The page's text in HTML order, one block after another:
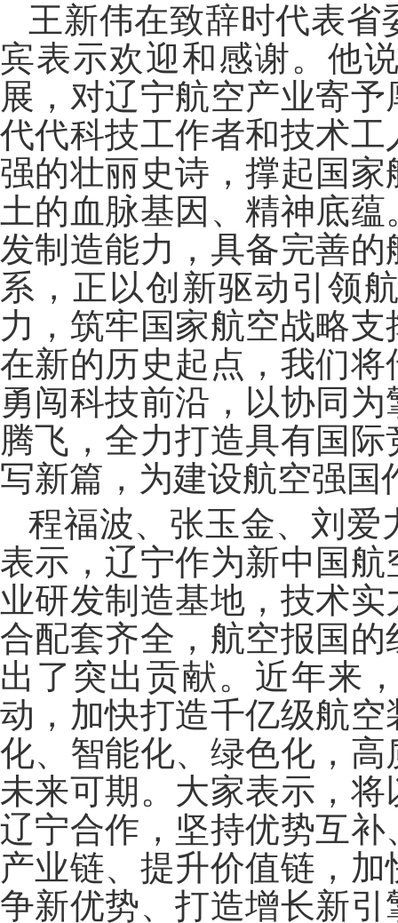
王新伟在致辞时代表
宾表示欢迎和感谢。他
展，对辽宁航空产业寄
代代科技工作者和技术
强的壮丽史诗，撑起国
土的血脉基因、精神底
发制造能力，具备完善
系，正以创新驱动引领
力，筑牢国家航空战略
在新的历史起点，我们
勇闯科技前沿，以协同
腾飞，全力打造具有国
写新篇，为建设航空强国
程福波、张玉金、刘爱
表示，辽宁作为新中国
业研发制造基地，技术
合配套齐全，航空报国
出了突出贡献。近年来
动，加快打造千亿级航
化、智能化、绿色化，
未来可期。大家表示，
辽宁合作，坚持优势互
产业链、提升价值链，
争新优势、打造增长新